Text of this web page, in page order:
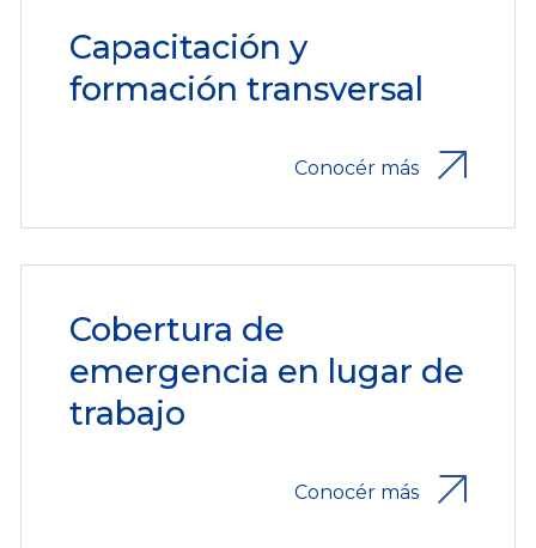
Capacitación y
formación transversal
Conocér más
Cobertura de
emergencia en lugar de
trabajo
Conocér más